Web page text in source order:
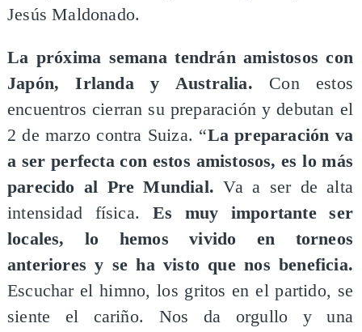
Jesús Maldonado.
La próxima semana tendrán amistosos con
Japón, Irlanda y Australia. Con estos
encuentros cierran su preparación y debutan el
2 de marzo contra Suiza. “La preparación va
a ser perfecta con estos amistosos, es lo más
parecido al Pre Mundial. Va a ser de alta
intensidad física. Es muy importante ser
locales, lo hemos vivido en torneos
anteriores y se ha visto que nos beneficia.
Escuchar el himno, los gritos en el partido, se
siente el cariño. Nos da orgullo y una